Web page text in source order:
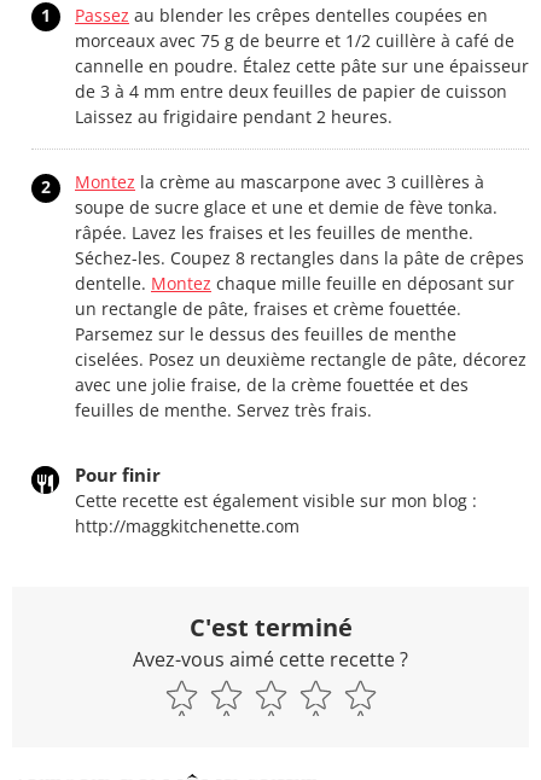
1 Passez au blender les crêpes dentelles coupées en
morceaux avec 75 g de beurre et 1/2 cuillère à café de
cannelle en poudre. Étalez cette pâte sur une épaisseur
de 3 à 4 mm entre deux feuilles de papier de cuisson
Laissez au frigidaire pendant 2 heures.
2 Montez la crème au mascarpone avec 3 cuillères à
soupe de sucre glace et une et demie de fève tonka.
râpée. Lavez les fraises et les feuilles de menthe.
Séchez-les. Coupez 8 rectangles dans la pâte de crêpes
dentelle. Montez chaque mille feuille en déposant sur
un rectangle de pâte, fraises et crème fouettée.
Parsemez sur le dessus des feuilles de menthe
ciselées. Posez un deuxième rectangle de pâte, décorez
avec une jolie fraise, de la crème fouettée et des
feuilles de menthe. Servez très frais.
Pour finir
Cette recette est également visible sur mon blog :
http://maggkitchenette.com
C'est terminé
Avez-vous aimé cette recette ?